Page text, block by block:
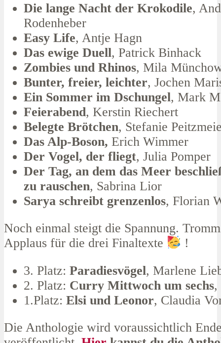
Die lange Nacht der Krokodile,
Rodenheber
Easy Life, Antje Hagn
Das ewige Duell, Patrick Binhack
Zombies und Rhinos, Mila
Bunter, freier, leichter, Jochen
Ein Sommer im Dschungel, Mark
Feierabend, Kerstin Riechert
Belegte Brötchen, Stefanie
Das Alp-Boson, Erich Wimmer
Der Vogel, der fliegt, Julia Pomper
Der Tag, an dem das Meer
zu rauschen, Sabrina Lior
Sarya schreibt grenzenlos, Florian
Noch einmal steigt die Spannung.
Applaus für die drei Finaltexte
!
3. Platz: Paradiesvögel, Marlene
2. Platz: Curry Mittwoch um sechs,
1.Platz: Elsi und Leonor, Claudia
Die Anthologie wird voraussichtlich